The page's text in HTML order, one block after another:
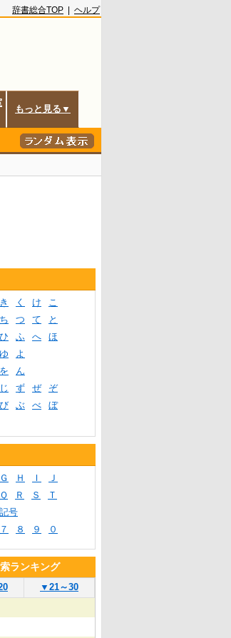
辞書総合TOP ヘルプ
もっと見る▼
き く け
こ
ち つ て
と
ひ ふ へ
ほ
ゆ
よ
を
ん
じ ず ぜ
ぞ
び ぶ べ
ぼ
Ｇ Ｈ Ｉ
Ｊ
Ｑ Ｒ Ｓ
Ｔ
記号
７ ８ ９ ０
ランキング
▼ 21～30